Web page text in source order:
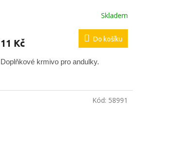
Skladem
11 Kč Do košíku
Doplňkové krmivo pro andulky.
Kód: 58991